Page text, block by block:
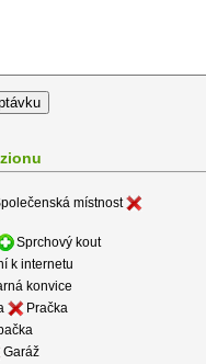
místnost
Sprchový kout
k internetu
konvice
Pračka
Garáž